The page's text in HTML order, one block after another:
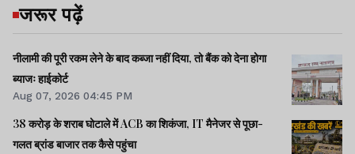
जरूर पढ़ें
नीलामी की पूरी रकम लेने के बाद कब्जा नहीं दिया, तो बैंक को देना होगा
ब्याजः हाईकोर्ट
Aug 07, 2026 04:45 PM
38 करोड़ के शराब घोटाले में ACB का शिकंजा, IT मैनेजर से पूछा-
गलत ब्रांड बाजार तक कैसे पहुंचा